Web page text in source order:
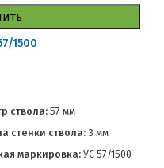
1500
ствола:57 мм
стенки ствола:3 мм
маркировка:УС 57/1500